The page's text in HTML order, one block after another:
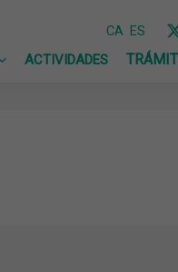
CA ES
ACTIVIDADES